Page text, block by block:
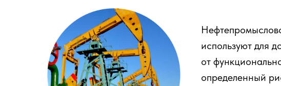
используют для
от
определенный